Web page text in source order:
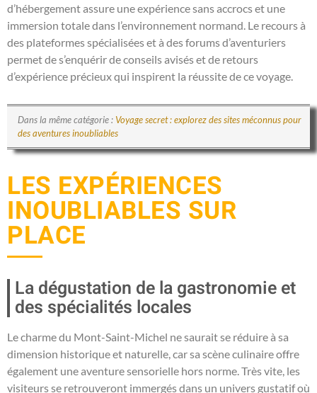
d’hébergement assure une expérience sans accrocs et une
immersion totale dans l’environnement normand. Le recours à
des plateformes spécialisées et à des forums d’aventuriers
permet de s’enquérir de conseils avisés et de retours
d’expérience précieux qui inspirent la réussite de ce voyage.
Dans la même catégorie : Voyage secret : explorez des sites méconnus pour
des aventures inoubliables
LES EXPÉRIENCES
INOUBLIABLES SUR
PLACE
La dégustation de la gastronomie et
des spécialités locales
Le charme du Mont-Saint-Michel ne saurait se réduire à sa
dimension historique et naturelle, car sa scène culinaire offre
également une aventure sensorielle hors norme. Très vite, les
visiteurs se retrouveront immergés dans un univers gustatif où